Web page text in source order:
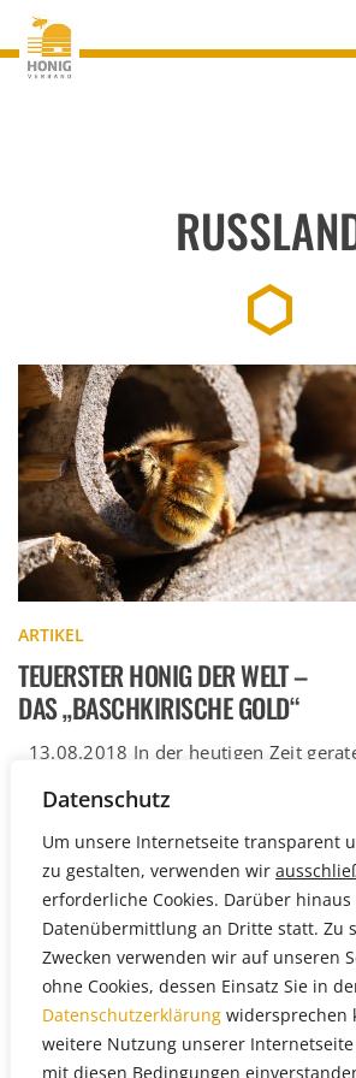
Datenschutz
Um unsere Internetseite transparent
zu gestalten, verwenden wir
erforderliche Cookies. Darüber
Datenübermittlung an Dritte statt. Zu
Zwecken verwenden wir auf unseren
ohne Cookies, dessen Einsatz Sie in
Datenschutzerklärung widersprechen
weitere Nutzung unserer
mit diesen Bedingungen
ARTIKEL
TEUERSTER HONIG DER WELT –
DAS „BASCHKIRISCHE GOLD“
13.08.2018 In der heutigen Zeit
verloren. Dies betrifft auch […]